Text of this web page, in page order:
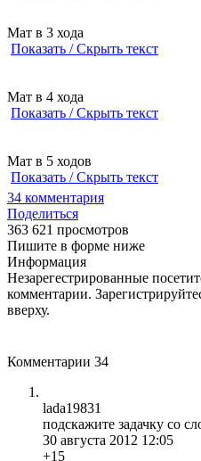
Мат в 3 хода
Показать / Скрыть текст
Мат в 4 хода
Показать / Скрыть текст
Мат в 5 ходов
Показать / Скрыть текст
34 комментария
Поделиться
363 621 просмотров
Пишите в форме ниже
Информация
Незарегестрированные
комментарии.
вверху.
Комментарии 34
lada19831
подскажите задачку со
30 августа 2012 12:05
+15